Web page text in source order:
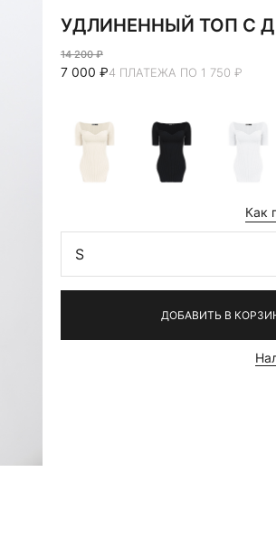
УДЛИНЕННЫЙ ТОП С
14 200 ₽
7 000 ₽4 ПЛАТЕЖА ПО 1 750 ₽
Как
S
ДОБАВИТЬ В